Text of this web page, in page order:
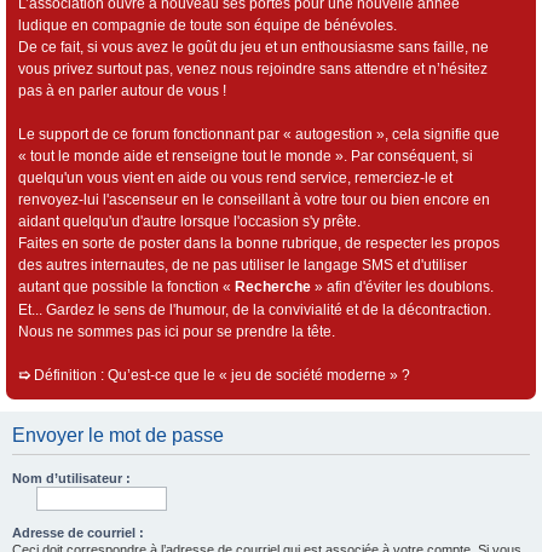
L’association ouvre à nouveau ses portes pour une nouvelle année
ludique en compagnie de toute son équipe de bénévoles.
De ce fait, si vous avez le goût du jeu et un enthousiasme sans faille, ne
vous privez surtout pas, venez nous rejoindre sans attendre et n’hésitez
pas à en parler autour de vous !
Le support de ce forum fonctionnant par « autogestion », cela signifie que
« tout le monde aide et renseigne tout le monde ». Par conséquent, si
quelqu'un vous vient en aide ou vous rend service, remerciez-le et
renvoyez-lui l'ascenseur en le conseillant à votre tour ou bien encore en
aidant quelqu'un d'autre lorsque l'occasion s'y prête.
Faites en sorte de poster dans la bonne rubrique, de respecter les propos
des autres internautes, de ne pas utiliser le langage SMS et d'utiliser
autant que possible la fonction « Recherche » afin d'éviter les doublons.
Et... Gardez le sens de l'humour, de la convivialité et de la décontraction.
Nous ne sommes pas ici pour se prendre la tête.
➯ Définition : Qu’est-ce que le « jeu de société moderne » ?
Envoyer le mot de passe
Nom d’utilisateur :
Adresse de courriel :